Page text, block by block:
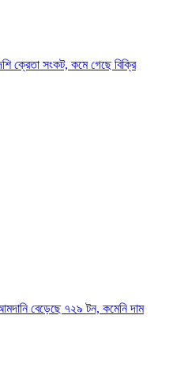
ক্রেতা সংকট, কমে গেছে বিক্রি
বেড়েছে ৭২৯ টন, কমেনি দাম